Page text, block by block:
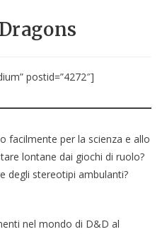
postid=”4272″]
facilmente per la scienza e allo
lontane dai giochi di ruolo?
degli stereotipi ambulanti?
nel mondo di D&D al